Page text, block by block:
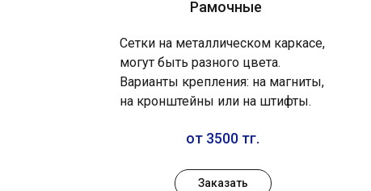
Рамочные
Сетки на металлическом каркасе,
могут быть разного цвета.
Варианты крепления: на магниты,
на кронштейны или на штифты.
от 3500 тг.
Заказать